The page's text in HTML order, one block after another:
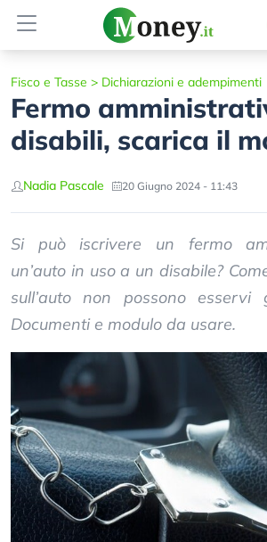
Fisco e Tasse > Dichiarazioni e adempimenti
Fermo
disabili, scarica il
Nadia Pascale 20 Giugno 2024 - 11:43
Si può iscrivere un fermo
un’auto in uso a un disabile?
sull’auto non possono esservi
Documenti e modulo da usare.